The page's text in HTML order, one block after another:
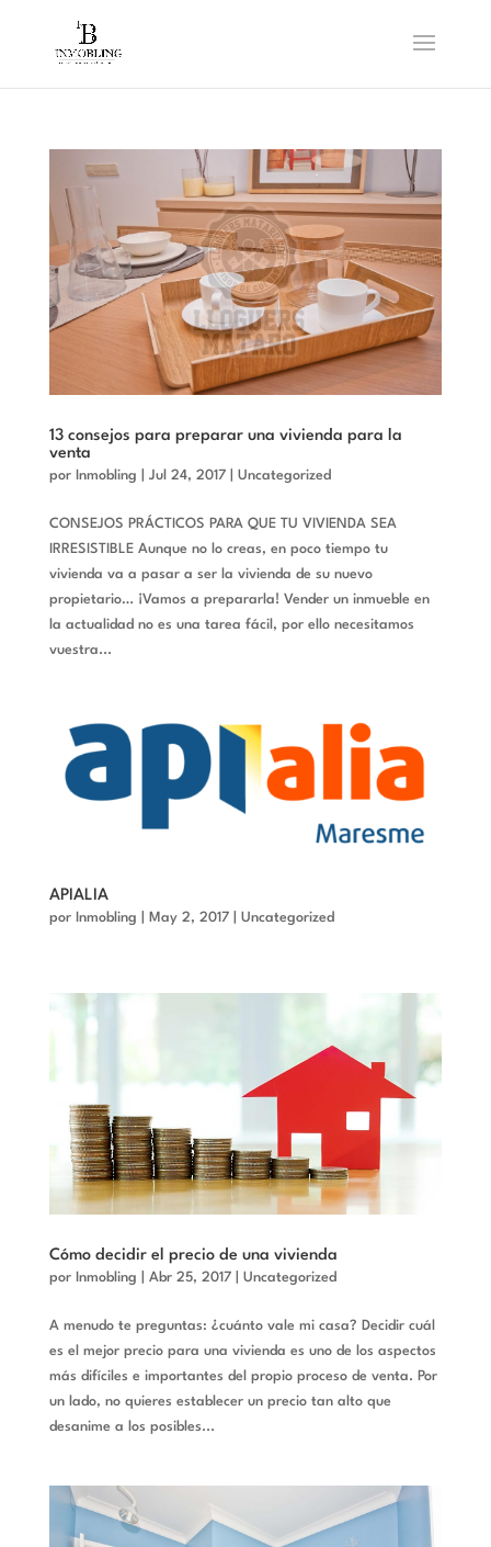
13 consejos para preparar una vivienda para la
venta
por Inmobling Jul 24, 2017| Uncategorized
CONSEJOS PRÁCTICOS PARA QUE TU VIVIENDA SEA
IRRESISTIBLE Aunque no lo creas, en poco tiempo tu
vivienda va a pasar a ser la vivienda de su nuevo
propietario… ¡Vamos a prepararla! Vender un inmueble en
la actualidad no es una tarea fácil, por ello necesitamos
vuestra...
APIALIA
por Inmobling May 2, 2017| Uncategorized
Cómo decidir el precio de una vivienda
por Inmobling Abr 25, 2017| Uncategorized
A menudo te preguntas: ¿cuánto vale mi casa? Decidir cuál
es el mejor precio para una vivienda es uno de los aspectos
más difíciles e importantes del propio proceso de venta. Por
un lado, no quieres establecer un precio tan alto que
desanime a los posibles...